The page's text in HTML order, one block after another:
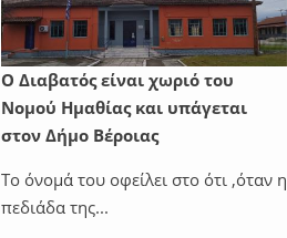
Ο Διαβατός είναι χωριό του
Νομού Ημαθίας και υπάγεται
στον Δήμο Βέροιας
Το όνομά του οφείλει στο ότι ,όταν η
πεδιάδα της...